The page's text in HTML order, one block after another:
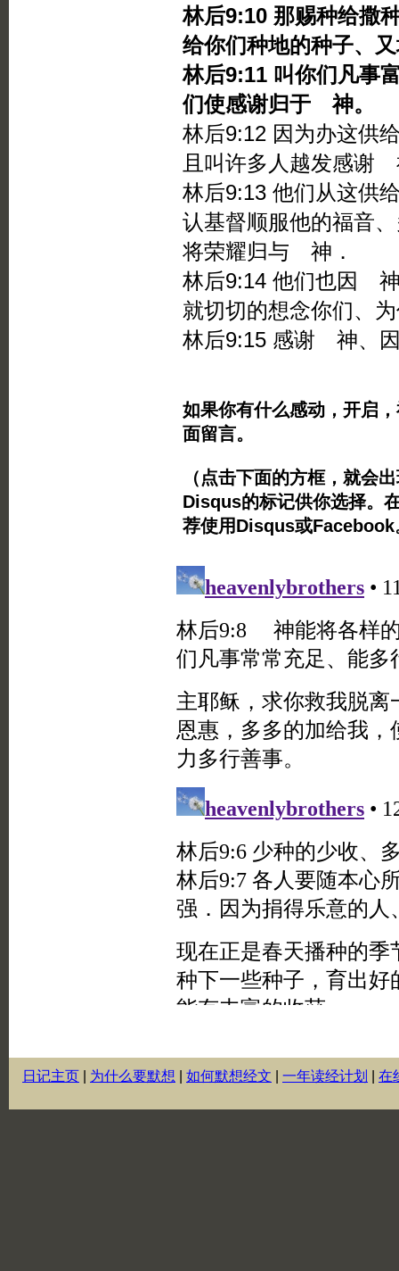
林后9:10 那赐种给撒
给你们种地的种子、
林后9:11 叫你们凡事
们使感谢归于 神。
林后9:12 因为办这供
且叫许多人越发感谢
林后9:13 他们从这供
认基督顺服他的福音
将荣耀归与 神．
林后9:14 他们也因
就切切的想念你们、
林后9:15 感谢 神、
如果你有什么感动，开启
面留言。
（点击下面的方框，就会
Disqus的标记供你选择。
荐使用Disqus或
日记主页 为什么要默想 如何默想经文 一年读经计划 在